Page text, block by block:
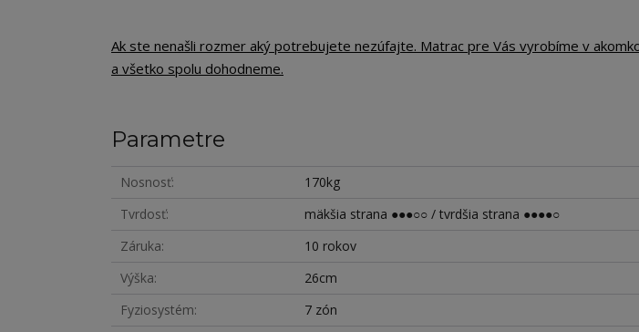
Ak ste nenašli rozmer aký potrebujete nezúfajte. Matrac pre Vás vyrobíme v
a všetko spolu dohodneme.
Parametre
Nosnosť
170kg
Tvrdosť
mäkšia strana ●●●○○ / tvrdšia strana ●●●●○
Záruka
10 rokov
Výška
26cm
Fyziosystém
7 zón